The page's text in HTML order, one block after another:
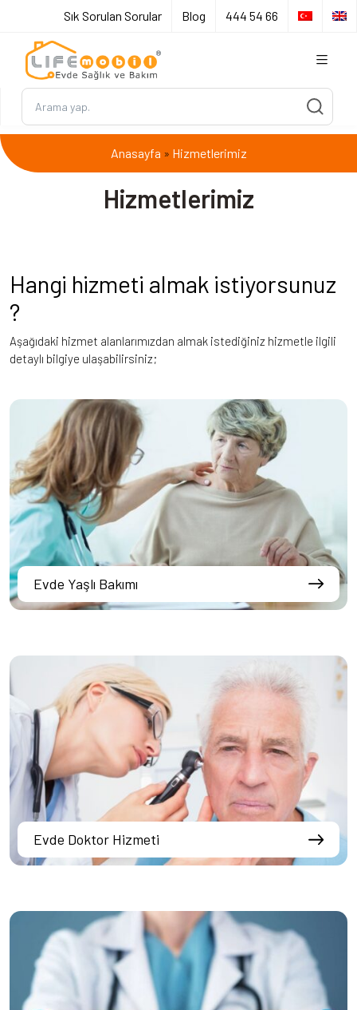
Sık Sorulan Sorular Blog 444 54 66
Hizmetlerimiz
Anasayfa » Hizmetlerimiz
Hangi hizmeti almak istiyorsunuz
?
Aşağıdaki hizmet alanlarımızdan almak istediğiniz hizmetle ilgili
detaylı bilgiye ulaşabilirsiniz;
Evde Yaşlı Bakımı
Evde Doktor Hizmeti